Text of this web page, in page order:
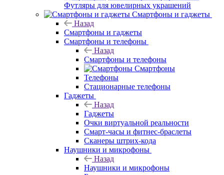
Футляры для ювелирных украшений
Смартфоны и гаджеты
Назад
Смартфоны и гаджеты
Смартфоны и телефоны
Назад
Смартфоны и телефоны
Смартфоны
Телефоны
Стационарные телефоны
Гаджеты
Назад
Гаджеты
Очки виртуальной реальности
Смарт-часы и фитнес-браслеты
Сканеры штрих-кода
Наушники и микрофоны
Назад
Наушники и микрофоны